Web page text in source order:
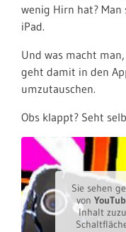
wenig Hirn hat?
iPad.
Und was macht
geht damit in den
umzutauschen.
Obs klappt? Seht
Sie sehen
von
Inhalt